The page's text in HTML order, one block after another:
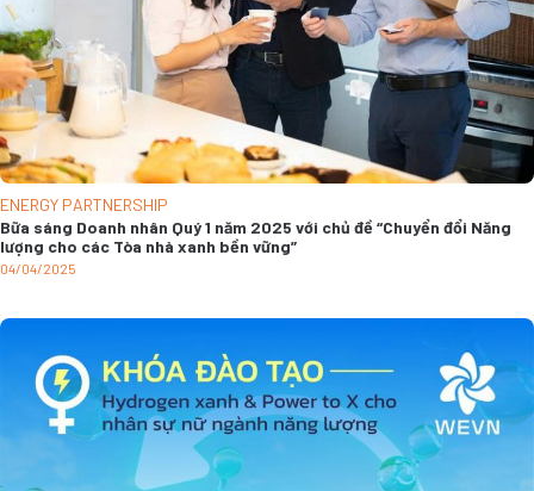
ENERGY PARTNERSHIP
Bữa sáng Doanh nhân Quý 1 năm 2025 với chủ đề “Chuyển đổi Năng
lượng cho các Tòa nhà xanh bền vững”
04/04/2025